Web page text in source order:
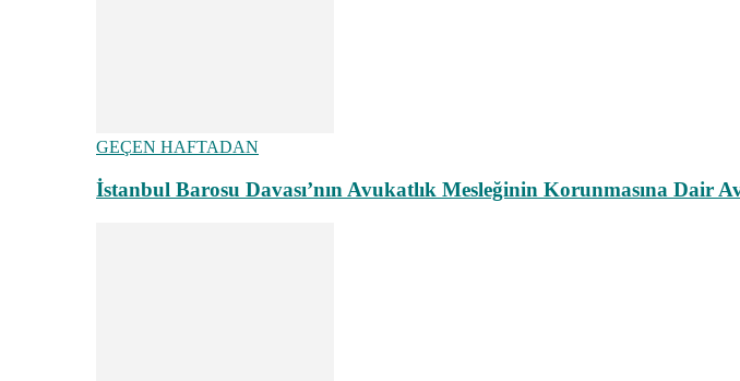
GEÇEN HAFTADAN
İstanbul Barosu Davası’nın Avukatlık Mesleğinin Korunmasına Dair